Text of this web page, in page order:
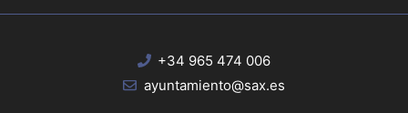
+34 965 474 006
ayuntamiento@sax.es